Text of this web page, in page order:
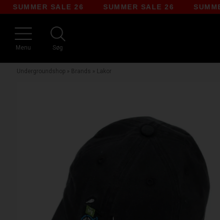
SALE 26 SUMMER SALE 26 SUMMER
Menu Søg
Undergroundshop» Brands » Lakor